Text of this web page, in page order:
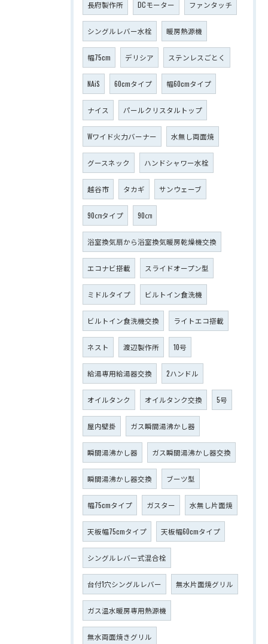
長府製作所 DCモーター ファンタッチ
シングルレバー水栓 暖房熱源機
幅75cm デリシア ステンレスごとく
NAiS 60cmタイプ 幅60cmタイプ
ナイス パールクリスタルトップ
Wワイド火力バーナー 水無し両面焼
グースネック ハンドシャワー水栓
越谷市 タカギ サンウェーブ
90㎝タイプ 90㎝
浴室換気扇から浴室換気暖房乾燥機交換
エコナビ搭載 スライドオープン型
ミドルタイプ ビルトイン食洗機
ビルトイン食洗機交換 ライトエコ搭載
ネスト 渡辺製作所 10号
給湯専用給湯器交換 2ハンドル
オイルタンク オイルタンク交換 5号
屋内壁掛 ガス瞬間湯沸かし器
瞬間湯沸かし器 ガス瞬間湯沸かし器交換
瞬間湯沸かし器交換 ブーツ型
幅75cmタイプ ガスター 水無し片面焼
天板幅75cmタイプ 天板幅60cmタイプ
シングルレバー式混合栓
台付1穴シングルレバー 無水片面焼グリル
ガス温水暖房専用熱源機
無水両面焼きグリル